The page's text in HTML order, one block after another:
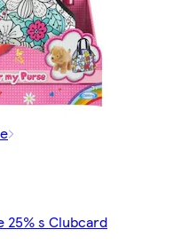
s Clubcard